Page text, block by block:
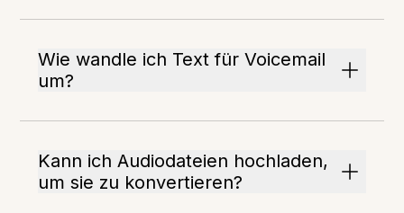
Wie wandle ich Text für Voicemail
um?
Kann ich Audiodateien hochladen,
um sie zu konvertieren?